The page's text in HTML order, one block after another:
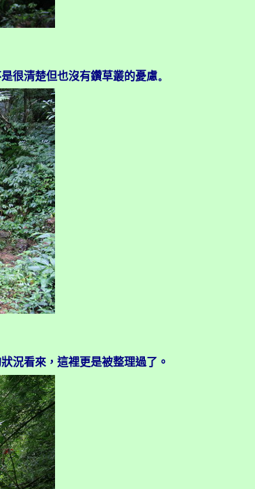
很清楚但也沒有鑽草叢的憂慮。
況看來，這裡更是被整理過了。